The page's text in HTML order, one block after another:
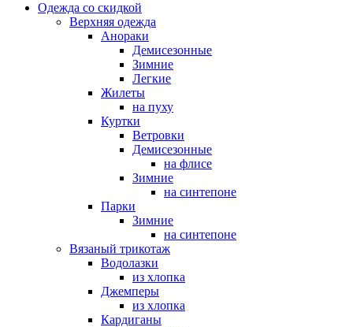
Одежда со скидкой
Верхняя одежда
Анораки
Демисезонные
Зимние
Легкие
Жилеты
на пуху
Куртки
Ветровки
Демисезонные
на флисе
Зимние
на синтепоне
Парки
Зимние
на синтепоне
Вязаный трикотаж
Водолазки
из хлопка
Джемперы
из хлопка
Кардиганы